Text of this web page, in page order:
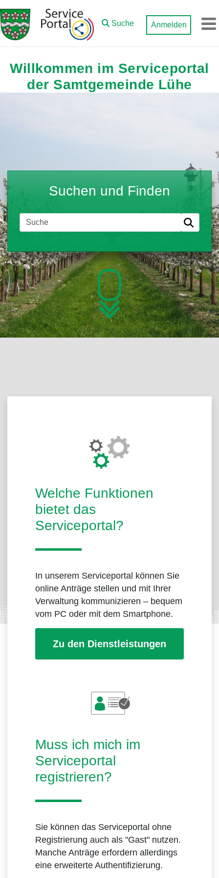
Zum Hauptinhalt springen
Suche
Anmelden
Willkommen im Serviceportal
der Samtgemeinde Lühe
Welche Funktionen
bietet das
Serviceportal?
In unserem Serviceportal können Sie
online Anträge stellen und mit Ihrer
Verwaltung kommunizieren – bequem
vom PC oder mit dem Smartphone.
Zu den Dienstleistungen
Muss ich mich im
Serviceportal
registrieren?
Sie können das Serviceportal ohne
Registrierung auch als "Gast" nutzen.
Manche Anträge erfordern allerdings
eine erweiterte Authentifizierung.